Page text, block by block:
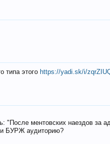
типа этого https://yadi.sk/i/
"После ментовских наездов за
БУРЖ аудиторию?